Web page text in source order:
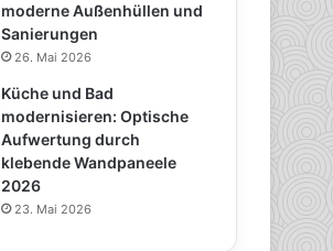
moderne Außenhüllen und
Sanierungen
26. Mai 2026
Küche und Bad
modernisieren: Optische
Aufwertung durch
klebende Wandpaneele
2026
23. Mai 2026